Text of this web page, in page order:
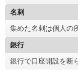
名刺
集めた名刺は個人の
銀行
銀行で口座開設を断